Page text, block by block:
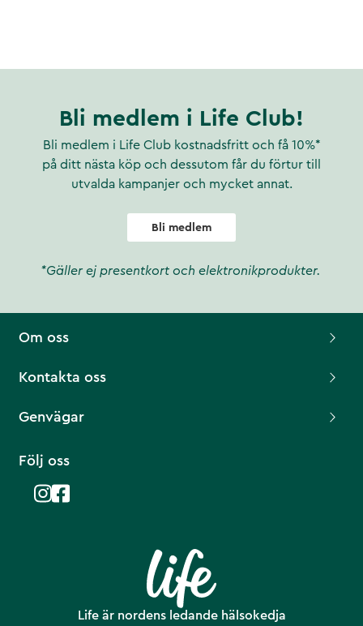
Bli medlem i Life Club!
Bli medlem i Life Club kostnadsfritt och få 10%*
på ditt nästa köp och dessutom får du förtur till
utvalda kampanjer och mycket annat.
Bli medlem
*Gäller ej presentkort och elektronikprodukter.
Life är nordens ledande hälsokedja
Om oss
Kontakta oss
Genvägar
Följ oss